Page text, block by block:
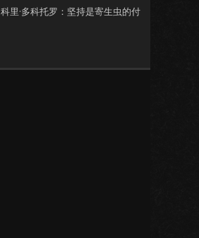
科里·多科托罗：坚持是寄生虫的付